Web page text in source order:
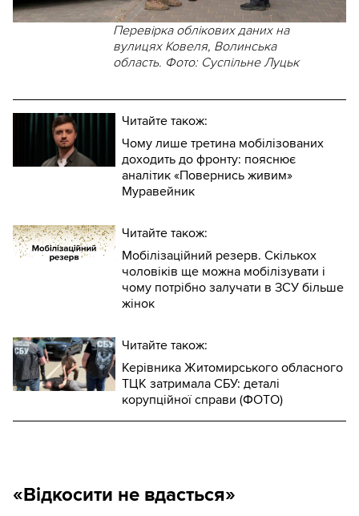
Перевірка облікових даних на
вулицях Ковеля, Волинська
область. Фото: Суспільне Луцьк
Читайте також:
Чому лише третина мобілізованих
доходить до фронту: пояснює
аналітик «Повернись живим»
Муравейник
Читайте також:
Мобілізаційний резерв. Скількох
чоловіків ще можна мобілізувати і
чому потрібно залучати в ЗСУ більше
жінок
Читайте також:
Керівника Житомирського обласного
ТЦК затримала СБУ: деталі
корупційної справи (ФОТО)
«Відкосити не вдасться»